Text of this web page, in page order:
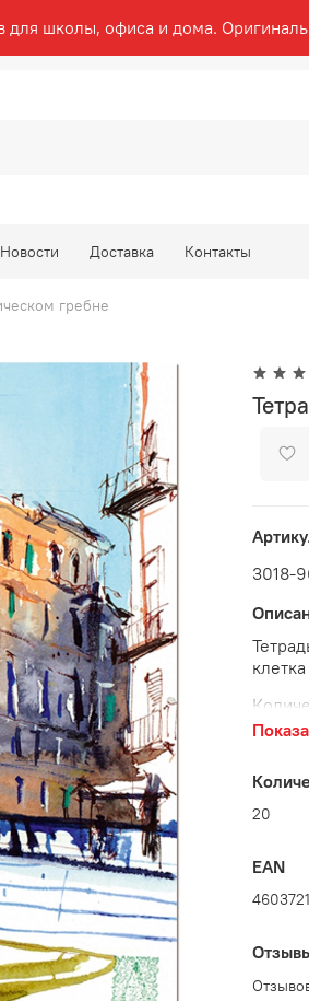
для школы, офиса и дома.
Новости Доставка Контакты
гребне
3018-
20
EAN